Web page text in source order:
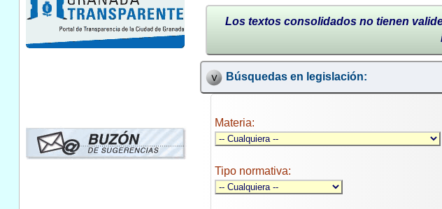
Los textos consolidados no tienen
Búsquedas en legislación:
Materia:
Tipo normativa: